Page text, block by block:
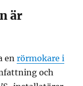
är
enrörmokare i
och